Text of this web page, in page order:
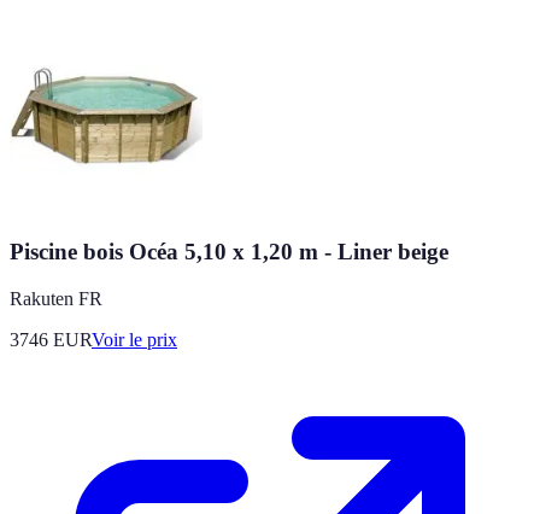
Piscine bois Océa 5,10 x 1,20 m - Liner beige
Rakuten FR
3746 EURVoir le prix